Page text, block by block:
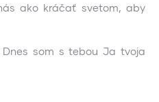
ako kráčať svetom, aby
som s tebou Ja tvoja